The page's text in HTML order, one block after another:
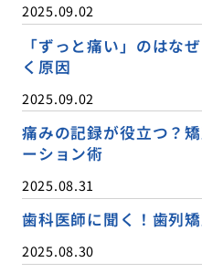
2025.09.02
「ずっと痛い」のはな
く原因
2025.09.02
痛みの記録が役立つ？
ーション術
2025.08.31
歯科医師に聞く！歯列
2025.08.30